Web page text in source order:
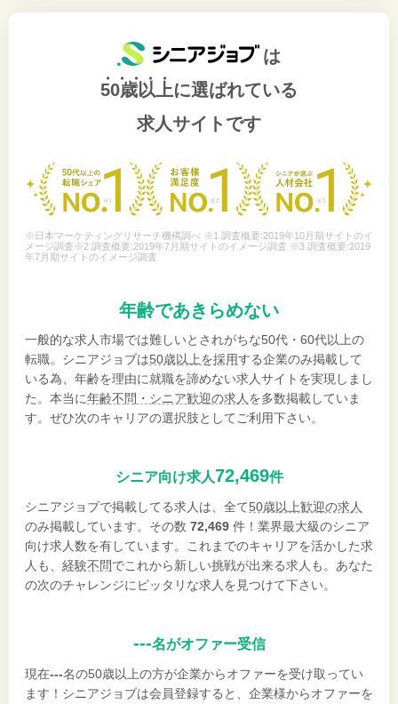
は
50歳以上に選ばれている
求人サイトです
※日本マーケティングリサーチ機構調べ ※1 調査概要:2019年10月期サイトのイ
メージ調査※2 調査概要:2019年7月期サイトのイメージ調査 ※3 調査概要:2019
年7月期サイトのイメージ調査
年齢であきらめない
一般的な求人市場では難しいとされがちな50代・60代以上の
転職。シニアジョブは50歳以上を採用する企業のみ掲載して
いる為、年齢を理由に就職を諦めない求人サイトを実現しまし
た。本当に年齢不問・シニア歓迎の求人 を多数掲載していま
す。ぜひ次のキャリアの選択肢としてご利用下さい。
シニア向け求人72,469件
シニアジョブで掲載してる求人は、全て50歳以上歓迎の求人
のみ掲載しています。その数 72,469 件！業界最大級のシニア
向け求人数を有しています。これまでのキャリアを活かした求
人も、 経験不問でこれから新しい挑戦が出来る求人も。あなた
の次のチャレンジにピッタリな求人を見つけて下さい。
---名がオファー受信
現在---名の50歳以上の方が企業からオファーを受け取ってい
ます！シニアジョブは会員登録すると、企業様からオファーを